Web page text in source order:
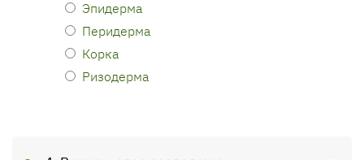
Эпидерма
Перидерма
Корка
Ризодерма